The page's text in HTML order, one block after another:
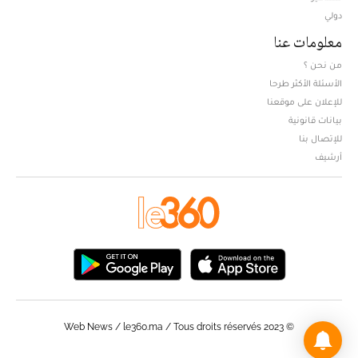
دولي
معلومات عنا
من نحن ؟
الأسئلة الأكثر طرحا
للإعلان على موقعنا
بيانات قانونية
للإتصال بنا
أرشيف
© Web News / le360.ma / Tous droits réservés 2023